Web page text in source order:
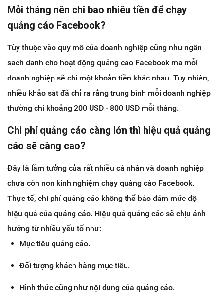
Mỗi tháng nên chi bao nhiêu tiền để chạy
quảng cáo Facebook?
Tùy thuộc vào quy mô của doanh nghiệp cũng như ngân
sách dành cho hoạt động quảng cáo Facebook mà mỗi
doanh nghiệp sẽ chi một khoản tiền khác nhau. Tuy nhiên,
nhiều khảo sát đã chỉ ra rằng trung bình mỗi doanh nghiệp
thường chi khoảng 200 USD - 800 USD mỗi tháng.
Chi phí quảng cáo càng lớn thì hiệu quả quảng
cáo sẽ càng cao?
Đây là lầm tưởng của rất nhiều cá nhân và doanh nghiệp
chưa còn non kinh nghiệm chạy quảng cáo Facebook.
Thực tế, chi phí quảng cáo không thể bảo đảm mức độ
hiệu quả của quảng cáo. Hiệu quả quảng cáo sẽ chịu ảnh
hưởng từ nhiều yếu tố như:
Mục tiêu quảng cáo.
Đối tượng khách hàng mục tiêu.
Hình thức cũng như nội dung của quảng cáo.